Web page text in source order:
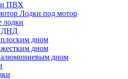
ПВХ
Лодки под мотор
лодки
дном
дном
дном